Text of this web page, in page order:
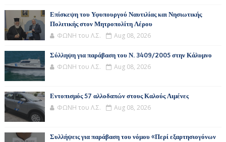
Επίσκεψη του Υφυπουργού Ναυτιλίας και Νησιωτικής
Πολιτικής στον Μητροπολίτη Λέρου
ΦΩΝΗ του Λ.Σ. Aug 08, 2026
Σύλληψη για παράβαση του Ν. 3409/2005 στην Κάλυμνο
ΦΩΝΗ του Λ.Σ. Aug 08, 2026
Εντοπισμός 57 αλλοδαπών στους Καλούς Λιμένες
ΦΩΝΗ του Λ.Σ. Aug 08, 2026
Συλλήψεις για παράβαση του νόμου «Περί εξαρτησιογόνων